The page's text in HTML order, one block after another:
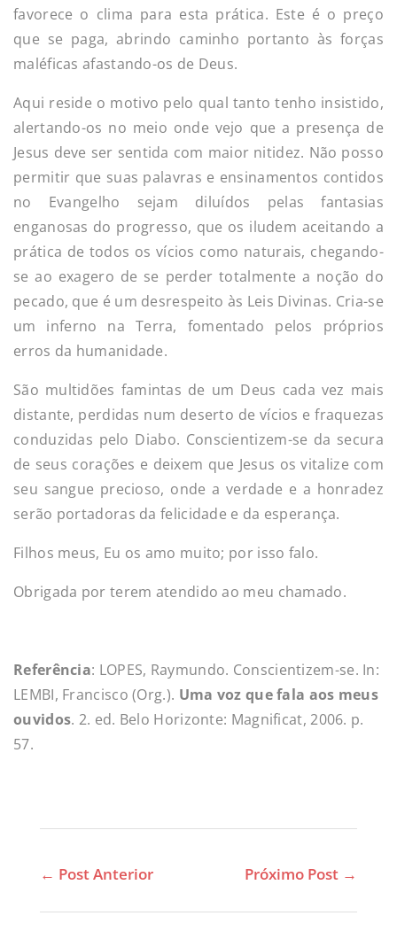
favorece o clima para esta prática. Este é o preço
que se paga, abrindo caminho portanto às forças
maléficas afastando-os de Deus.
Aqui reside o motivo pelo qual tanto tenho insistido,
alertando-os no meio onde vejo que a presença de
Jesus deve ser sentida com maior nitidez. Não posso
permitir que suas palavras e ensinamentos contidos
no Evangelho sejam diluídos pelas fantasias
enganosas do progresso, que os iludem aceitando a
prática de todos os vícios como naturais, chegando-
se ao exagero de se perder totalmente a noção do
pecado, que é um desrespeito às Leis Divinas. Cria-se
um inferno na Terra, fomentado pelos próprios
erros da humanidade.
São multidões famintas de um Deus cada vez mais
distante, perdidas num deserto de vícios e fraquezas
conduzidas pelo Diabo. Conscientizem-se da secura
de seus corações e deixem que Jesus os vitalize com
seu sangue precioso, onde a verdade e a honradez
serão portadoras da felicidade e da esperança.
Filhos meus, Eu os amo muito; por isso falo.
Obrigada por terem atendido ao meu chamado.
Referência: LOPES, Raymundo. Conscientizem-se. In:
LEMBI, Francisco (Org.). Uma voz que fala aos meus
ouvidos. 2. ed. Belo Horizonte: Magnificat, 2006. p.
57.
← Post Anterior Próximo Post →